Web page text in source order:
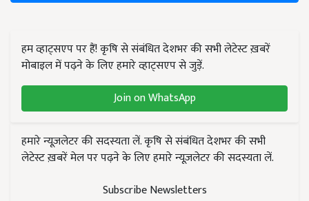
हम व्हाट्सएप पर हैं! कृषि से संबंधित देशभर की सभी लेटेस्ट ख़बरें
मोबाइल में पढ़ने के लिए हमारे व्हाट्सएप से जुड़ें.
Join on WhatsApp
हमारे न्यूज़लेटर की सदस्यता लें. कृषि से संबंधित देशभर की सभी
लेटेस्ट ख़बरें मेल पर पढ़ने के लिए हमारे न्यूज़लेटर की सदस्यता लें.
Subscribe Newsletters